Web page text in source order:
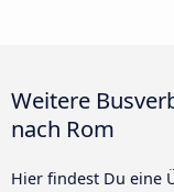
Weitere
nach Rom
Hier findest Du eine